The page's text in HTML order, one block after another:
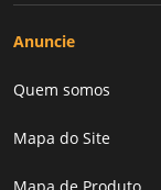
Anuncie
Quem somos
Mapa do Site